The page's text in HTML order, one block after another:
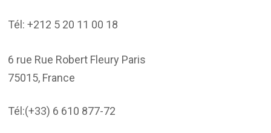
Tél: +212 5 20 11 00 18
6 rue Rue Robert Fleury Paris
75015, France
Tél:(+33) 6 610 877-72